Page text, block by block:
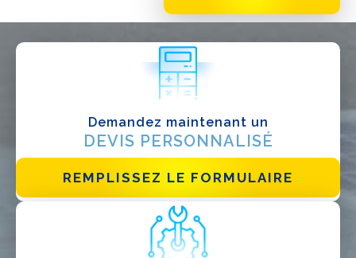
Demandez maintenant un
DEVIS PERSONNALISÉ
REMPLISSEZ LE FORMULAIRE
Installateur
EPC